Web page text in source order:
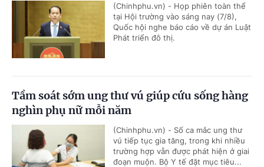
(Chinhphu.vn) - Họp phiên toàn thể
tại Hội trường vào sáng nay (7/8),
Quốc hội nghe báo cáo về dự án Luật
Phát triển đô thị.
Tầm soát sớm ung thư vú giúp cứu sống hàng
nghìn phụ nữ mỗi năm
(Chinhphu.vn) - Số ca mắc ung thư
vú tiếp tục gia tăng, trong khi nhiều
trường hợp vẫn được phát hiện ở giai
đoạn muộn. Bộ Y tế đặt mục tiêu...